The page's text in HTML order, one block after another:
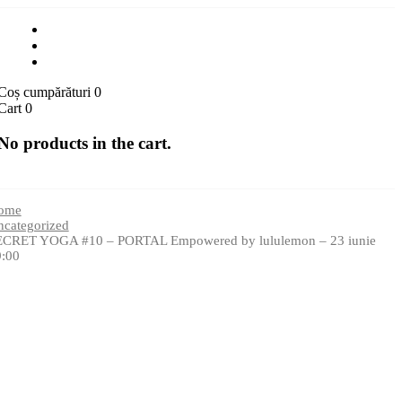
cumpărături0
0
products in the cart.
YOGA #10 – PORTAL Empowered by lululemon – 23 iunie